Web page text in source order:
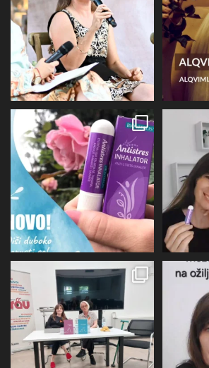
67 6
Evo malo detaljnije o mirisu i
limbičkom sustavu,...
12 0
U subotu zahvaljujući Društvu
oboljelih od
26 1
Više I